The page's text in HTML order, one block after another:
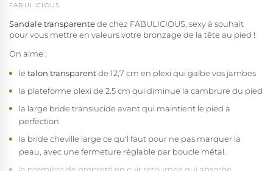
FABULICIOUS
Sandale transparentede chez FABULICIOUS, sexy à souhait
pour vous mettre en valeurs votre bronzage de la tête au pied !
On aime :
le talon transparentde 12,7 cm en plexi qui galbe vos jambes
la plateforme plexi de 2.5 cm qui diminue la cambrure du pied
la large bride translucide avant qui maintient le pied à
perfection
la bride cheville large ce qu'l faut pour ne pas marquer la
peau, avec une fermeture réglable par boucle métal.